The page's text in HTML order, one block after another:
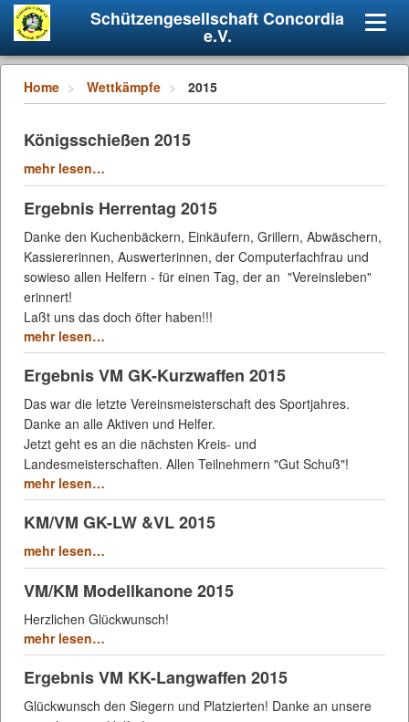
Schützengesellschaft Concordia
e.V.
Home Wettkämpfe 2015
Königsschießen 2015
mehr lesen…
Ergebnis Herrentag 2015
Danke den Kuchenbäckern, Einkäufern, Grillern, Abwäschern,
Kassiererinnen, Auswerterinnen, der Computerfachfrau und
sowieso allen Helfern - für einen Tag, der an "Vereinsleben"
erinnert!
Laßt uns das doch öfter haben!!!
mehr lesen…
Ergebnis VM GK-Kurzwaffen 2015
Das war die letzte Vereinsmeisterschaft des Sportjahres.
Danke an alle Aktiven und Helfer.
Jetzt geht es an die nächsten Kreis- und
Landesmeisterschaften. Allen Teilnehmern "Gut Schuß"!
mehr lesen…
KM/VM GK-LW &VL 2015
mehr lesen…
VM/KM Modellkanone 2015
Herzlichen Glückwunsch!
mehr lesen…
Ergebnis VM KK-Langwaffen 2015
Glückwunsch den Siegern und Platzierten! Danke an unsere